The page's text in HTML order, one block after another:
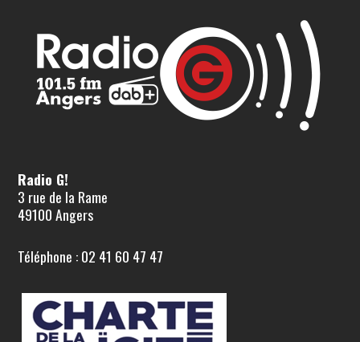
Radio G!
3 rue de la Rame
49100 Angers
Téléphone : 02 41 60 47 47